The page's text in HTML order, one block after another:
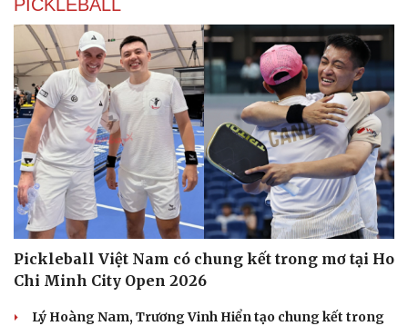
PICKLEBALL
Pickleball Việt Nam có chung kết trong mơ tại Ho
Chi Minh City Open 2026
Lý Hoàng Nam, Trương Vinh Hiển tạo chung kết trong